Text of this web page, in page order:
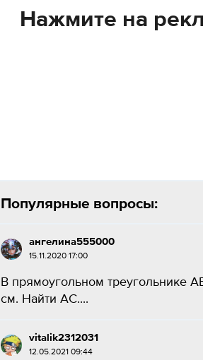
Нажмите на
Популярные вопросы:
ангелина555000
15.11.2020 17:00
В прямоугольном треугольнике
см. Найти AC....
vitalik2312031
12.05.2021 09:44